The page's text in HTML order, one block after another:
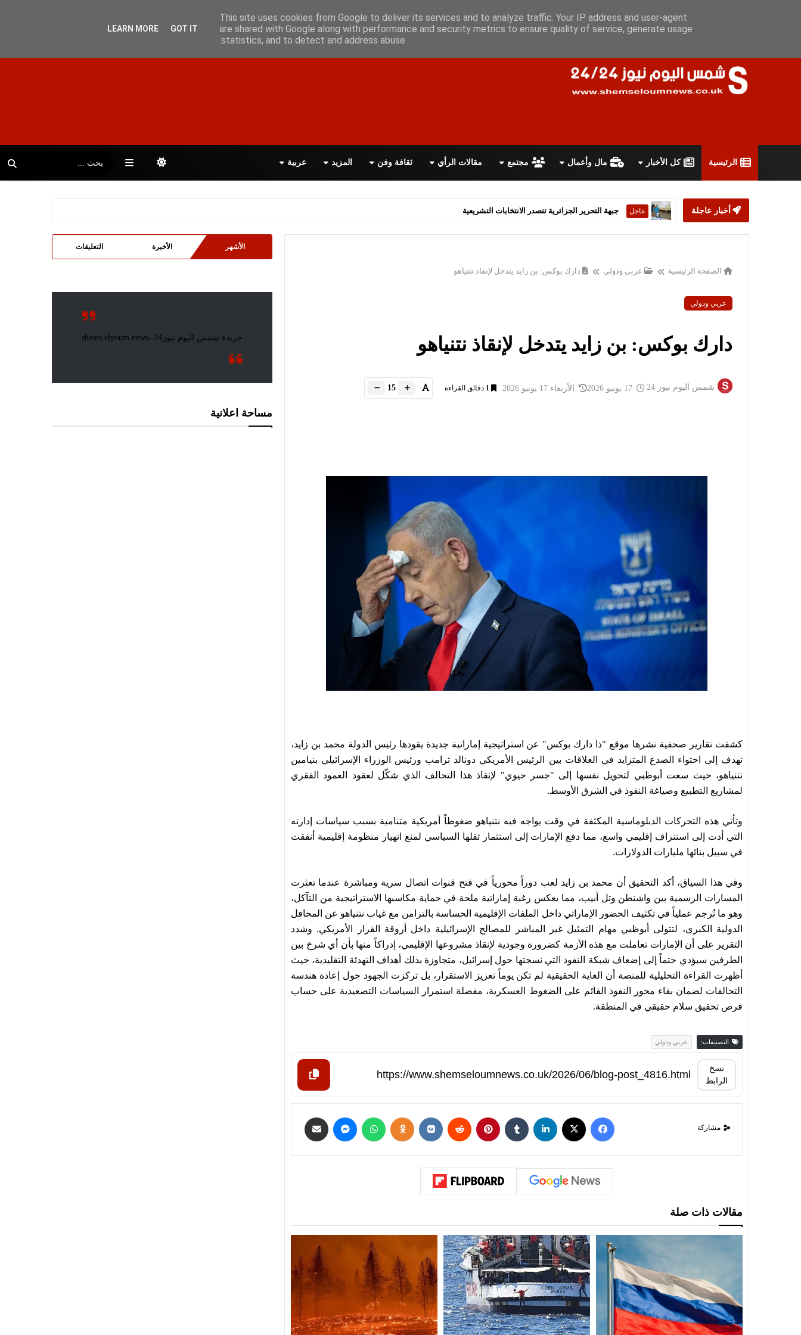
سياسة الخصوصية اتفاقية الاستخدام أعلن معانا اتصل بنا اقرأ الصحيفة PDF
الرئيسية كل الأخبار مال وأعمال مجتمع مقالات الرأي ثقافة وفن المزيد عربية
أخبار عاجلة عاجل ستارمر يعلن استقالته من رئاسة الحكومة البريطانية
الصفحة الرئيسية عربي ودولي دارك بوكس: بن زايد يتدخل لإنقاذ نتنياهو
عربي ودولي
دارك بوكس: بن زايد يتدخل لإنقاذ نتنياهو
شمس اليوم نيوز 24 الأربعاء 17 يونيو 2026 1 دقائق القراءة 15
كشفت تقارير صحفية نشرها موقع "ذا دارك بوكس" عن استراتيجية إماراتية جديدة يقودها رئيس الدولة محمد بن زايد،
تهدف إلى احتواء الصدع المتزايد في العلاقات بين الرئيس الأمريكي دونالد ترامب ورئيس الوزراء الإسرائيلي بنيامين
نتنياهو، حيث سعت أبوظبي لتحويل نفسها إلى "جسر حيوي" لإنقاذ هذا التحالف الذي شكّل لعقود العمود الفقري
لمشاريع التطبيع وصياغة النفوذ في الشرق الأوسط.
وتأتي هذه التحركات الدبلوماسية المكثفة في وقت يواجه فيه نتنياهو ضغوطاً أمريكية متنامية بسبب سياسات إدارته
التي أدت إلى استنزاف إقليمي واسع، مما دفع الإمارات إلى استثمار ثقلها السياسي لمنع انهيار منظومة إقليمية أنفقت
في سبيل بنائها مليارات الدولارات.
وفي هذا السياق، أكد التحقيق أن محمد بن زايد لعب دوراً محورياً في فتح قنوات اتصال سرية ومباشرة عندما تعثرت
المسارات الرسمية بين واشنطن وتل أبيب، مما يعكس رغبة إماراتية ملحة في حماية مكاسبها الاستراتيجية من التآكل،
وهو ما تُرجم عملياً في تكثيف الحضور الإماراتي داخل الملفات الإقليمية الحساسة بالتزامن مع غياب نتنياهو عن المحافل
الدولية الكبرى، لتتولى أبوظبي مهام التمثيل غير المباشر للمصالح الإسرائيلية داخل أروقة القرار الأمريكي. وشدد
التقرير على أن الإمارات تعاملت مع هذه الأزمة كضرورة وجودية لإنقاذ مشروعها الإقليمي، إدراكاً منها بأن أي شرخ بين
الطرفين سيؤدي حتماً إلى إضعاف شبكة النفوذ التي نسجتها حول إسرائيل، متجاوزة بذلك أهداف التهدئة التقليدية، حيث
أظهرت القراءة التحليلية للمنصة أن الغاية الحقيقية لم تكن يوماً تعزيز الاستقرار، بل تركزت الجهود حول إعادة هندسة
التحالفات لضمان بقاء محور النفوذ القائم على الضغوط العسكرية، مفضلة استمرار السياسات التصعيدية على حساب
فرص تحقيق سلام حقيقي في المنطقة.
التصنيفات: عربي ودولي
نسخ
الرابط
مشاركة
مقالات ذات صلة
الأشهر الأخيرة التعليقات
مساحة اعلانية
This site uses cookies from Google to deliver its services and to analyze traffic. Your IP address and user-agent
are shared with Google along with performance and security metrics to ensure quality of service, generate usage
statistics, and to detect and address abuse.
LEARN MORE GOT IT